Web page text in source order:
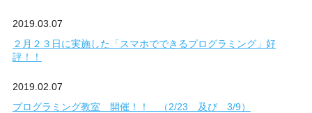
2019.03.07
２月２３日に実施した「スマホでできるプログラミング」好
評！！
2019.02.07
プログラミング教室 開催！！ （2/23 及び 3/9）